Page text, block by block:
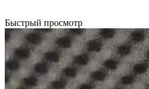
Быстрый просмотр